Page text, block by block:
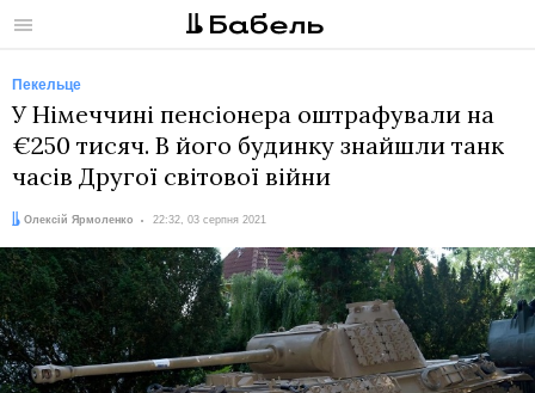
Меню
Пекельце
У Німеччині пенсіонера оштрафували на
€250 тисяч. В його будинку знайшли танк
часів Другої світової війни
Автор:
Олексій Ярмоленко
Дата: 22:32, 03 серпня 2021